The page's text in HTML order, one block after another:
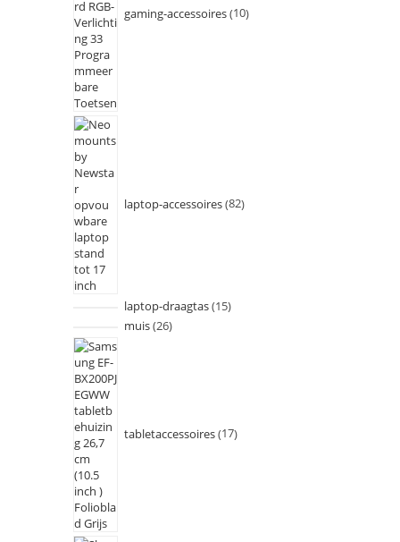
gaming-accessoires 10
laptop-accessoires 82
laptop-draagtas 15
muis 26
tabletaccessoires 17